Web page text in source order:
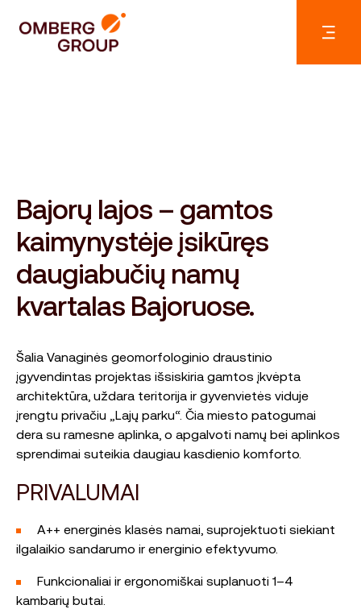
Bajorų lajos – gamtos
kaimynystėje įsikūręs
daugiabučių namų
kvartalas Bajoruose.
Šalia Vanaginės geomorfologinio draustinio
įgyvendintas projektas išsiskiria gamtos įkvėpta
architektūra, uždara teritorija ir gyvenvietės viduje
įrengtu privačiu „Lajų parku“. Čia miesto patogumai
dera su ramesne aplinka, o apgalvoti namų bei aplinkos
sprendimai suteikia daugiau kasdienio komforto.
PRIVALUMAI
A++ energinės klasės namai, suprojektuoti siekiant
ilgalaikio sandarumo ir energinio efektyvumo.
Funkcionaliai ir ergonomiškai suplanuoti 1–4
kambarių butai.